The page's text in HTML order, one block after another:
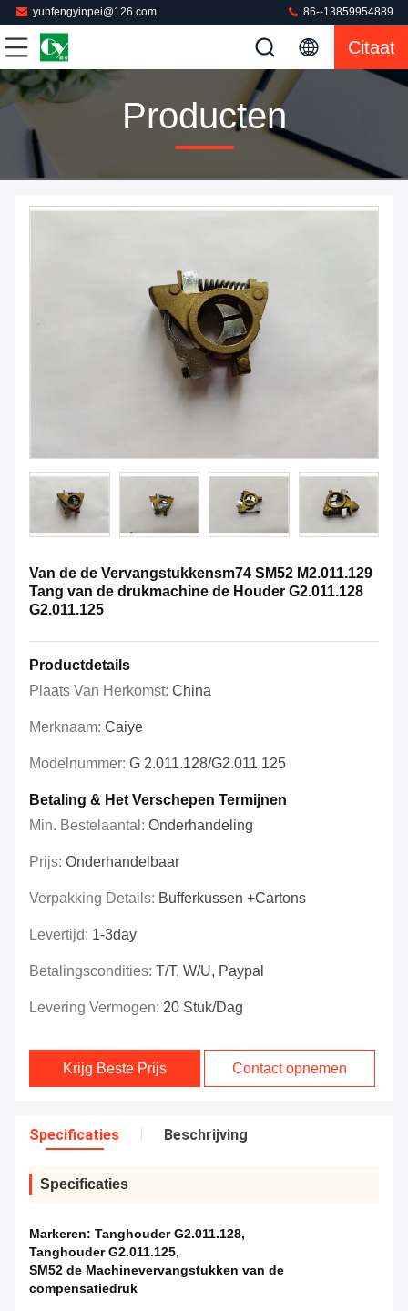
yunfengyinpei@126.com 86--13859954889
Citaat
Producten
Van de de Vervangstukkensm74 SM52 M2.011.129
Tang van de drukmachine de Houder G2.011.128
G2.011.125
Productdetails
Plaats Van Herkomst: China
Merknaam: Caiye
Modelnummer: G 2.011.128/G2.011.125
Betaling & Het Verschepen Termijnen
Min. Bestelaantal: Onderhandeling
Prijs: Onderhandelbaar
Verpakking Details: Bufferkussen +Cartons
Levertijd: 1-3day
Betalingscondities: T/T, W/U, Paypal
Levering Vermogen: 20 Stuk/Dag
Krijg Beste Prijs Contact opnemen
Specificaties Beschrijving
Specificaties
Markeren: Tanghouder G2.011.128,
Tanghouder G2.011.125,
SM52 de Machinevervangstukken van de
compensatiedruk